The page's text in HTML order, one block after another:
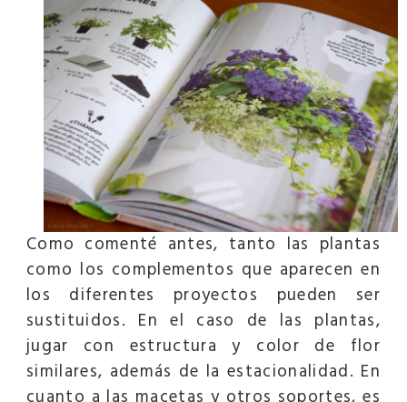
Como comenté antes, tanto las plantas
como los complementos que aparecen en
los diferentes proyectos pueden ser
sustituidos. En el caso de las plantas,
jugar con estructura y color de flor
similares, además de la estacionalidad. En